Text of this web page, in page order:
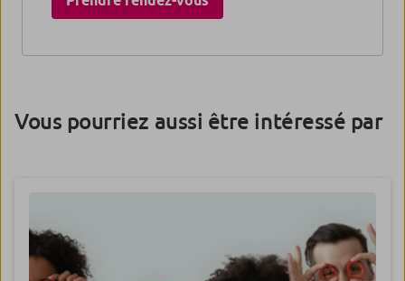
Vous pourriez aussi être intéressé par